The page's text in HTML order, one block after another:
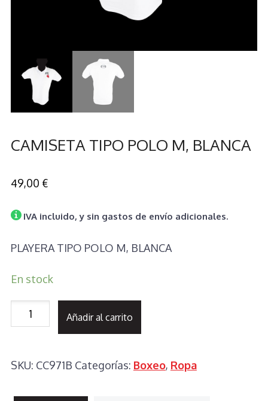
CAMISETA TIPO POLO M, BLANCA
49,00 €
IVA incluido, y sin gastos de envío adicionales.
PLAYERA TIPO POLO M, BLANCA
En stock
CAMISETA
TIPO
M,
Añadir al carrito
SKU: CC971B Categorías: Boxeo, Ropa